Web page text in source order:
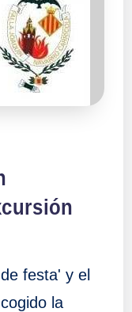
festa' y el
la